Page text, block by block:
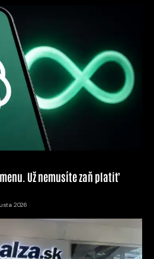
Už nemusíte zaň platiť
2026